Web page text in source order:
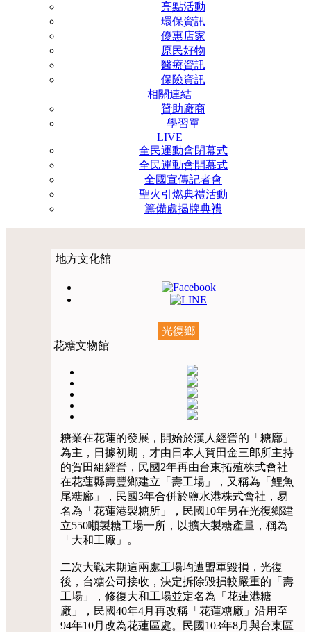
亮點活動
環保資訊
優惠店家
原民好物
醫療資訊
保險資訊
相關連結
贊助廠商
學習單
LIVE
全民運動會閉幕式
全民運動會開幕式
全國宣傳記者會
聖火引燃典禮活動
籌備處揭牌典禮
地方文化館
光復鄉
花糖文物館
糖業在花蓮的發展，開始於漢人經營的「糖廍」
為主，日據初期，才由日本人賀田金三郎所主持
的賀田組經營，民國2年再由台東拓殖株式會社
在花蓮縣壽豐鄉建立「壽工場」，又稱為「鯉魚
尾糖廍」，民國3年合併於鹽水港株式會社，易
名為「花蓮港製糖所」，民國10年另在光復鄉建
立550噸製糖工場一所，以擴大製糖產量，稱為
「大和工廠」。
二次大戰末期這兩處工場均遭盟軍毀損，光復
後，台糖公司接收，決定拆除毀損較嚴重的「壽
工場」，修復大和工場並定名為「花蓮港糖
廠」，民國40年4月再改稱「花蓮糖廠」沿用至
94年10月改為花蓮區處。民國103年8月與台東區